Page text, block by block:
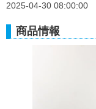
2025-04-30 08:00:00
商品情報